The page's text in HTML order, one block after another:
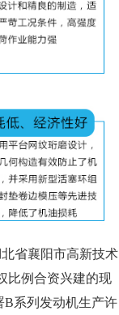
省襄阳市高新技术
比例合资兴建的现
B系列发动机生产许